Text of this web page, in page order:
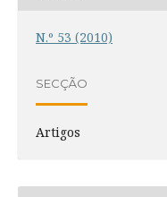
N.º 53 (2010)
SECÇÃO
Artigos